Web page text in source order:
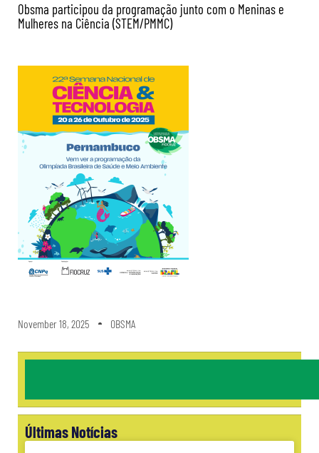
Obsma participou da programação junto com o Meninas e
Mulheres na Ciência (STEM/PMMC)
November 18, 2025 OBSMA
Últimas Notícias